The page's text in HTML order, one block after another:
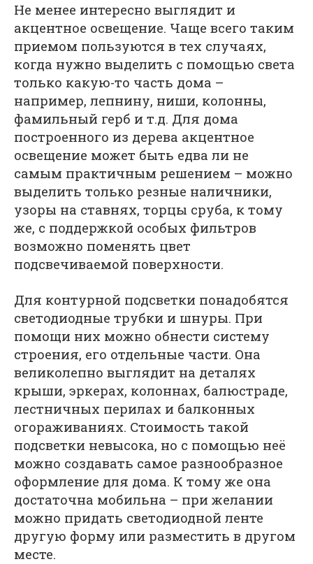
Не менее интересно выглядит и
акцентное освещение. Чаще всего таким
приемом пользуются в тех случаях,
когда нужно выделить с помощью света
только какую-то часть дома –
например, лепнину, ниши, колонны,
фамильный герб и т.д. Для дома
построенного из дерева акцентное
освещение может быть едва ли не
самым практичным решением – можно
выделить только резные наличники,
узоры на ставнях, торцы сруба, к тому
же, с поддержкой особых фильтров
возможно поменять цвет
подсвечиваемой поверхности.
Для контурной подсветки понадобятся
светодиодные трубки и шнуры. При
помощи них можно обнести систему
строения, его отдельные части. Она
великолепно выглядит на деталях
крыши, эркерах, колоннах, балюстраде,
лестничных перилах и балконных
огораживаниях. Стоимость такой
подсветки невысока, но с помощью неё
можно создавать самое разнообразное
оформление для дома. К тому же она
достаточна мобильна – при желании
можно придать светодиодной ленте
другую форму или разместить в другом
месте.